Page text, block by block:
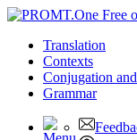
Translation
Contexts
Conjugation
Grammar